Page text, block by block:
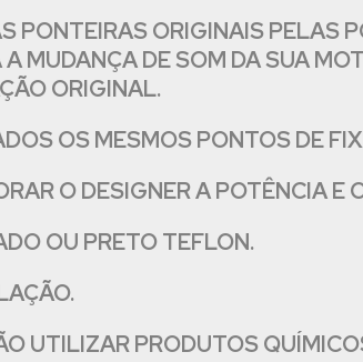
PONTEIRAS ORIGINAIS PELAS
MUDANÇA DE SOM DA SUA
ORIGINAL.
OS MESMOS PONTOS DE
O DESIGNER A POTÊNCIA E
OU PRETO TEFLON.
UTILIZAR PRODUTOS